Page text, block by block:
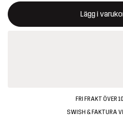
Lägg i
Denna knapp kommer att öppna
{{size}} inte tillgänglig
FRI FRAKT ÖVER
SWISH & FAKTURA